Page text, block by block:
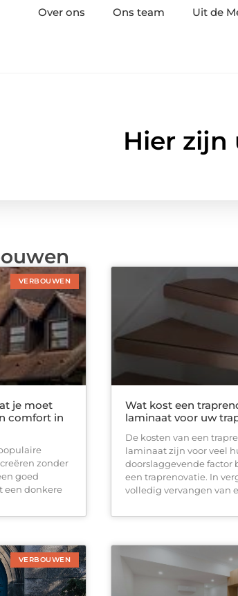
Over ons Ons team Uit de
Hier zijn
VERBOUWEN
je moet
comfort in
zonder
goed
een donkere
Wat kost een
laminaat voor uw
De kosten van een
laminaat zijn voor veel
doorslaggevende factor
een traprenovatie. In
volledig vervangen van
VERBOUWEN